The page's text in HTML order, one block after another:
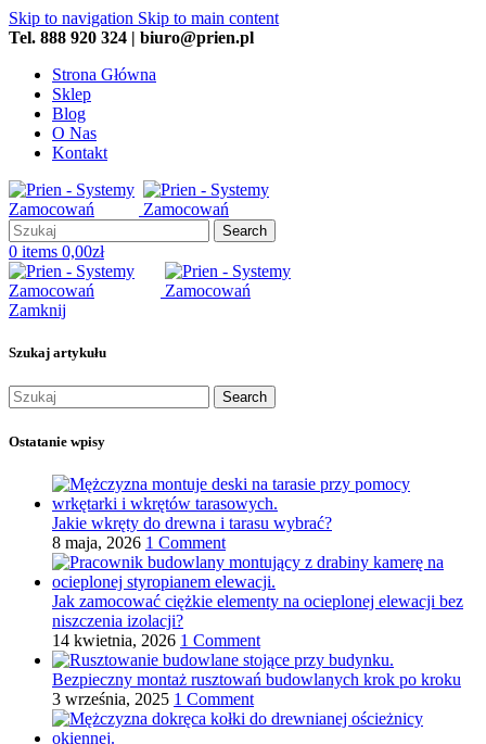
Skip to navigation Skip to main content
Tel. 888 920 324 | biuro@prien.pl
Strona Główna
Sklep
Blog
O Nas
Kontakt
Search
0 items 0,00zł
Zamknij
Szukaj artykułu
Search
Ostatanie wpisy
Jakie wkręty do drewna i tarasu wybrać?
8 maja, 2026 1 Comment
Jak zamocować ciężkie elementy na ocieplonej elewacji bez
niszczenia izolacji?
14 kwietnia, 2026 1 Comment
Bezpieczny montaż rusztowań budowlanych krok po kroku
3 września, 2025 1 Comment